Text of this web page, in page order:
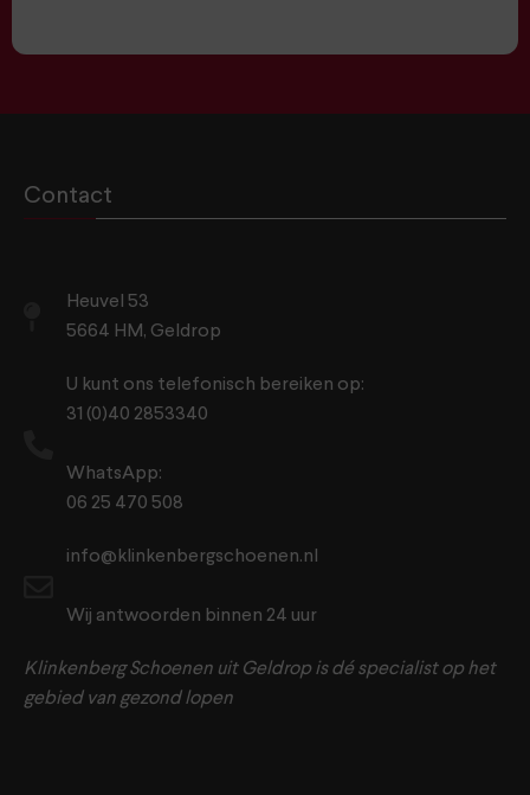
Contact
Heuvel 53
5664 HM, Geldrop
U kunt ons telefonisch bereiken op:
31 (0)40 2853340
WhatsApp:
06 25 470 508
info@klinkenbergschoenen.nl
Wij antwoorden binnen 24 uur
Klinkenberg Schoenen uit Geldrop is dé specialist op het
gebied van gezond lopen